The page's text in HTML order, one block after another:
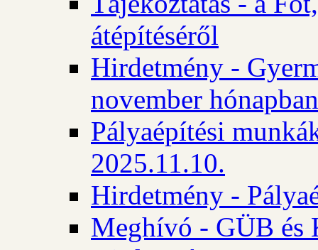
átépítéséről
Hirdetmény -
november hónapban
Pályaépítési
2025.11.10.
Hirdetmény -
Meghívó - GÜB és